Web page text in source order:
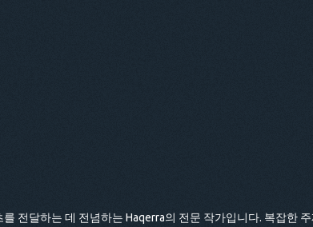
전달하는 데 전념하는 Haqerra의 전문 작가입니다. 복잡한